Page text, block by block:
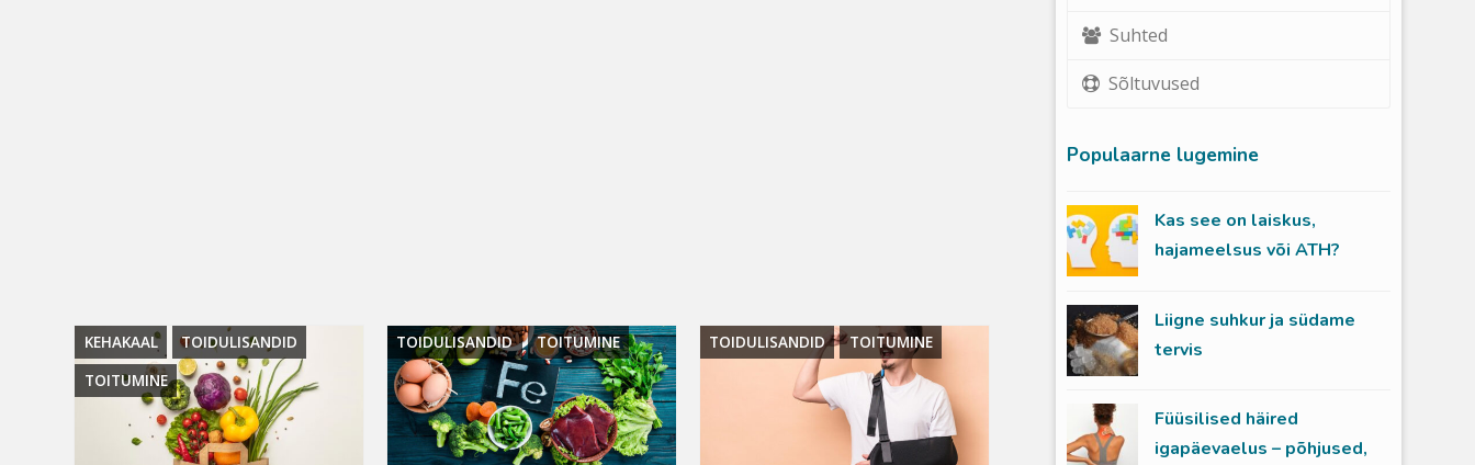
KEHAKAAL
TOIDULISANDID
TOITUMINE
TOIDULISANDID TOITUMINE TOIDULISANDID TOITUMINE
Suhted
Sõltuvused
Populaarne lugemine
Kas see on laiskus,
hajameelsus või ATH?
Liigne suhkur ja südame
tervis
Füüsilised häired
igapäevaelus – põhjused,